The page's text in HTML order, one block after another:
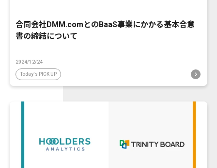
合同会社DMM.comとのBaaS事業にかかる基本合意
書の締結について
2024/12/24
Today's PICK UP